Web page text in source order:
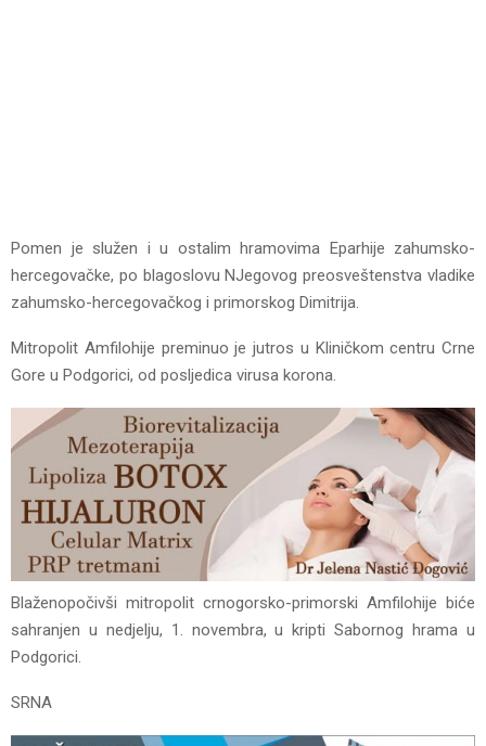
Pomen je služen i u ostalim hramovima Eparhije zahumsko-
hercegovačke, po blagoslovu NJegovog preosveštenstva vladike
zahumsko-hercegovačkog i primorskog Dimitrija.
Mitropolit Amfilohije preminuo je jutros u Kliničkom centru Crne
Gore u Podgorici, od posljedica virusa korona.
Blaženopočivši mitropolit crnogorsko-primorski Amfilohije biće
sahranjen u nedjelju, 1. novembra, u kripti Sabornog hrama u
Podgorici.
SRNA